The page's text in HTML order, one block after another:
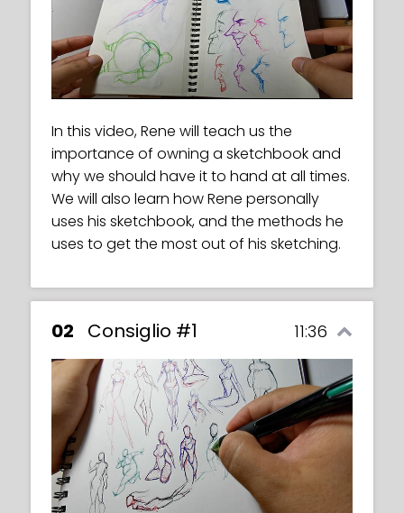
This is an exercise video in which we must
character based on the body structures
that we have been working on.
In this video, Rene will teach us the
importance of owning a sketchbook and
why we should have it to hand at all times.
We will also learn how Rene personally
uses his sketchbook, and the methods he
uses to get the most out of his sketching.
02 Consiglio #1 11:36